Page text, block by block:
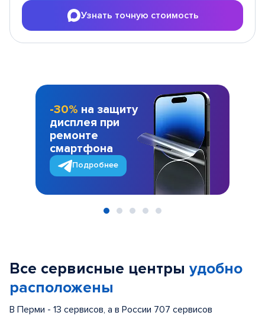
Узнать точную стоимость
-30% на защиту
дисплея при
ремонте
смартфона
Подробнее
Все сервисные центры удобно
расположены
В Перми - 13 сервисов, а в России 707 сервисов